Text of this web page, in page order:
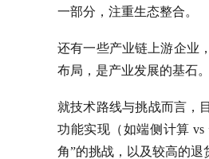
一部分，注重生态整合。
还有一些产业链上游企业
布局，是产业发展的基石。
就技术路线与挑战而言，
功能实现（如端侧计算
角”的挑战，以及较高的退